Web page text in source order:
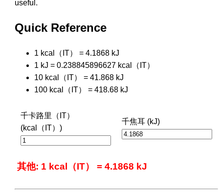
useful.
Quick Reference
1 kcal（IT） = 4.1868 kJ
1 kJ = 0.238845896627 kcal（IT）
10 kcal（IT） = 41.868 kJ
100 kcal（IT） = 418.68 kJ
千卡路里（IT）
(kcal（IT）)
千焦耳 (kJ)
其他: 1 kcal（IT） = 4.1868 kJ